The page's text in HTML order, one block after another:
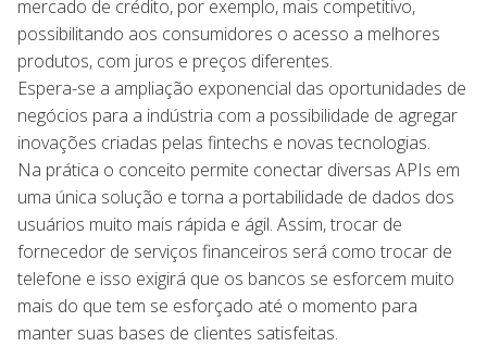
mercado de crédito, por exemplo, mais competitivo,
possibilitando aos consumidores o acesso a melhores
produtos, com juros e preços diferentes.
Espera-se a ampliação exponencial das oportunidades de
negócios para a indústria com a possibilidade de agregar
inovações criadas pelas fintechs e novas tecnologias.
Na prática o conceito permite conectar diversas APIs em
uma única solução e torna a portabilidade de dados dos
usuários muito mais rápida e ágil. Assim, trocar de
fornecedor de serviços financeiros será como trocar de
telefone e isso exigirá que os bancos se esforcem muito
mais do que tem se esforçado até o momento para
manter suas bases de clientes satisfeitas.